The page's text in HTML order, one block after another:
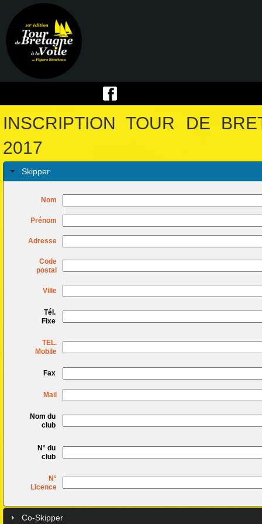
INSCRIPTION TOUR DE
2017
Skipper
Nom
Prénom
Adresse
Code
postal
Ville
Tél.
Fixe
TEL.
Mobile
Fax
Mail
Nom du
club
N° du
club
N°
Licence
Co-Skipper